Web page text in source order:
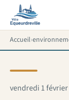
Accueil
vendredi 1 février